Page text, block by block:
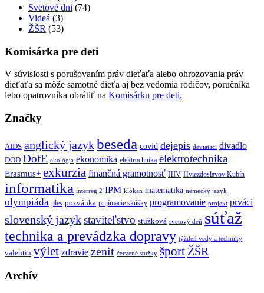
Svetové dni (74)
Videá (3)
ŽŠR (53)
Komisárka pre deti
V súvislosti s porušovaním práv dieťaťa alebo ohrozovania práv
dieťaťa sa môže samotné dieťa aj bez vedomia rodičov, poručníka
lebo opatrovníka obrátiť na Komisárku pre deti.
Značky
AIDS anglický jazykbeseda covid dejepis deviataci divadlo
DOD DofE ekológia ekonomika elektrochnika elektrotechnika
Erasmus+ exkurzia finančná gramotnosť HIV Hviezdoslavov Kubín
informatika interreg 2 IPM klokan matematika nemecký jazyk
olympiáda ples pozvánka prijímacie skúšky programovanie projekt prváci
slovenský jazykstaviteľstvo stužková svetový deň súťaž
technika a prevádzka dopravy týždeň vedy a techniky
valentin výlet zdravie zenit červené stužky šport ŽŠR
Archív